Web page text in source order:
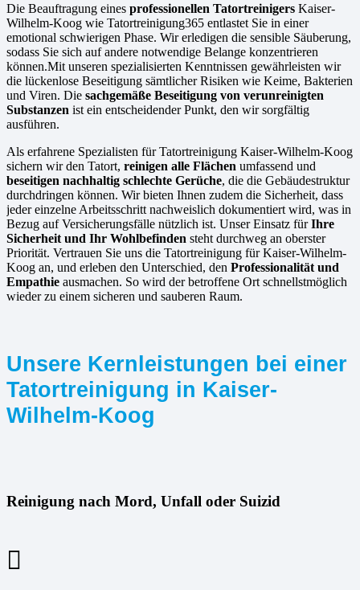
Die Beauftragung eines professionellen Tatortreinigers Kaiser-
Wilhelm-Koog wie Tatortreinigung365 entlastet Sie in einer
emotional schwierigen Phase. Wir erledigen die sensible Säuberung,
sodass Sie sich auf andere notwendige Belange konzentrieren
können.Mit unseren spezialisierten Kenntnissen gewährleisten wir
die lückenlose Beseitigung sämtlicher Risiken wie Keime, Bakterien
und Viren. Die sachgemäße Beseitigung von verunreinigten
Substanzen ist ein entscheidender Punkt, den wir sorgfältig
ausführen.
Als erfahrene Spezialisten für Tatortreinigung Kaiser-Wilhelm-Koog
sichern wir den Tatort, reinigen alle Flächen umfassend und
beseitigen nachhaltig schlechte Gerüche, die die Gebäudestruktur
durchdringen können. Wir bieten Ihnen zudem die Sicherheit, dass
jeder einzelne Arbeitsschritt nachweislich dokumentiert wird, was in
Bezug auf Versicherungsfälle nützlich ist. Unser Einsatz fürIhre
Sicherheit und Ihr Wohlbefinden steht durchweg an oberster
Priorität. Vertrauen Sie uns die Tatortreinigung für Kaiser-Wilhelm-
Koog an, und erleben den Unterschied, den Professionalität und
Empathie ausmachen. So wird der betroffene Ort schnellstmöglich
wieder zu einem sicheren und sauberen Raum.
Unsere Kernleistungen bei einer
Tatortreinigung in Kaiser-
Wilhelm-Koog
Reinigung nach Mord, Unfall oder Suizid